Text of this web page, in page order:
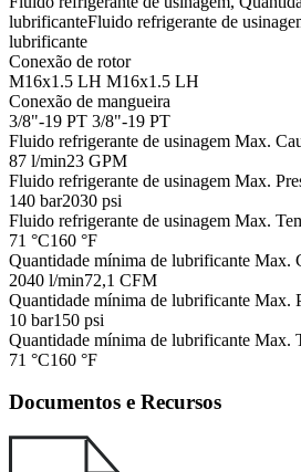
lubrificanteFluido refrigerante de
lubrificante
Conexão de rotor
M16x1.5 LH M16x1.5 LH
Conexão de mangueira
3/8"-19 PT 3/8"-19 PT
Fluido refrigerante de usinagem Max.
87 l/min23 GPM
Fluido refrigerante de usinagem Max.
140 bar2030 psi
Fluido refrigerante de usinagem Max.
71 °C160 °F
Quantidade mínima de lubrificante Max.
2040 l/min72,1 CFM
Quantidade mínima de lubrificante Max.
10 bar150 psi
Quantidade mínima de lubrificante Max.
71 °C160 °F
Documentos e Recursos